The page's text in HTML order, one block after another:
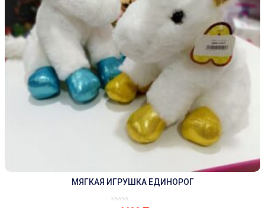
МЯГКАЯ ИГРУШКА ЕДИНОРОГ